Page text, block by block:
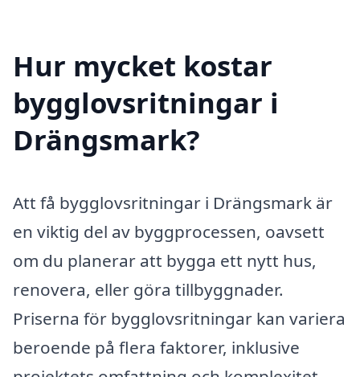
Hur mycket kostar
bygglovsritningar i
Drängsmark?
Att få bygglovsritningar i Drängsmark är
en viktig del av byggprocessen, oavsett
om du planerar att bygga ett nytt hus,
renovera, eller göra tillbyggnader.
Priserna för bygglovsritningar kan variera
beroende på flera faktorer, inklusive